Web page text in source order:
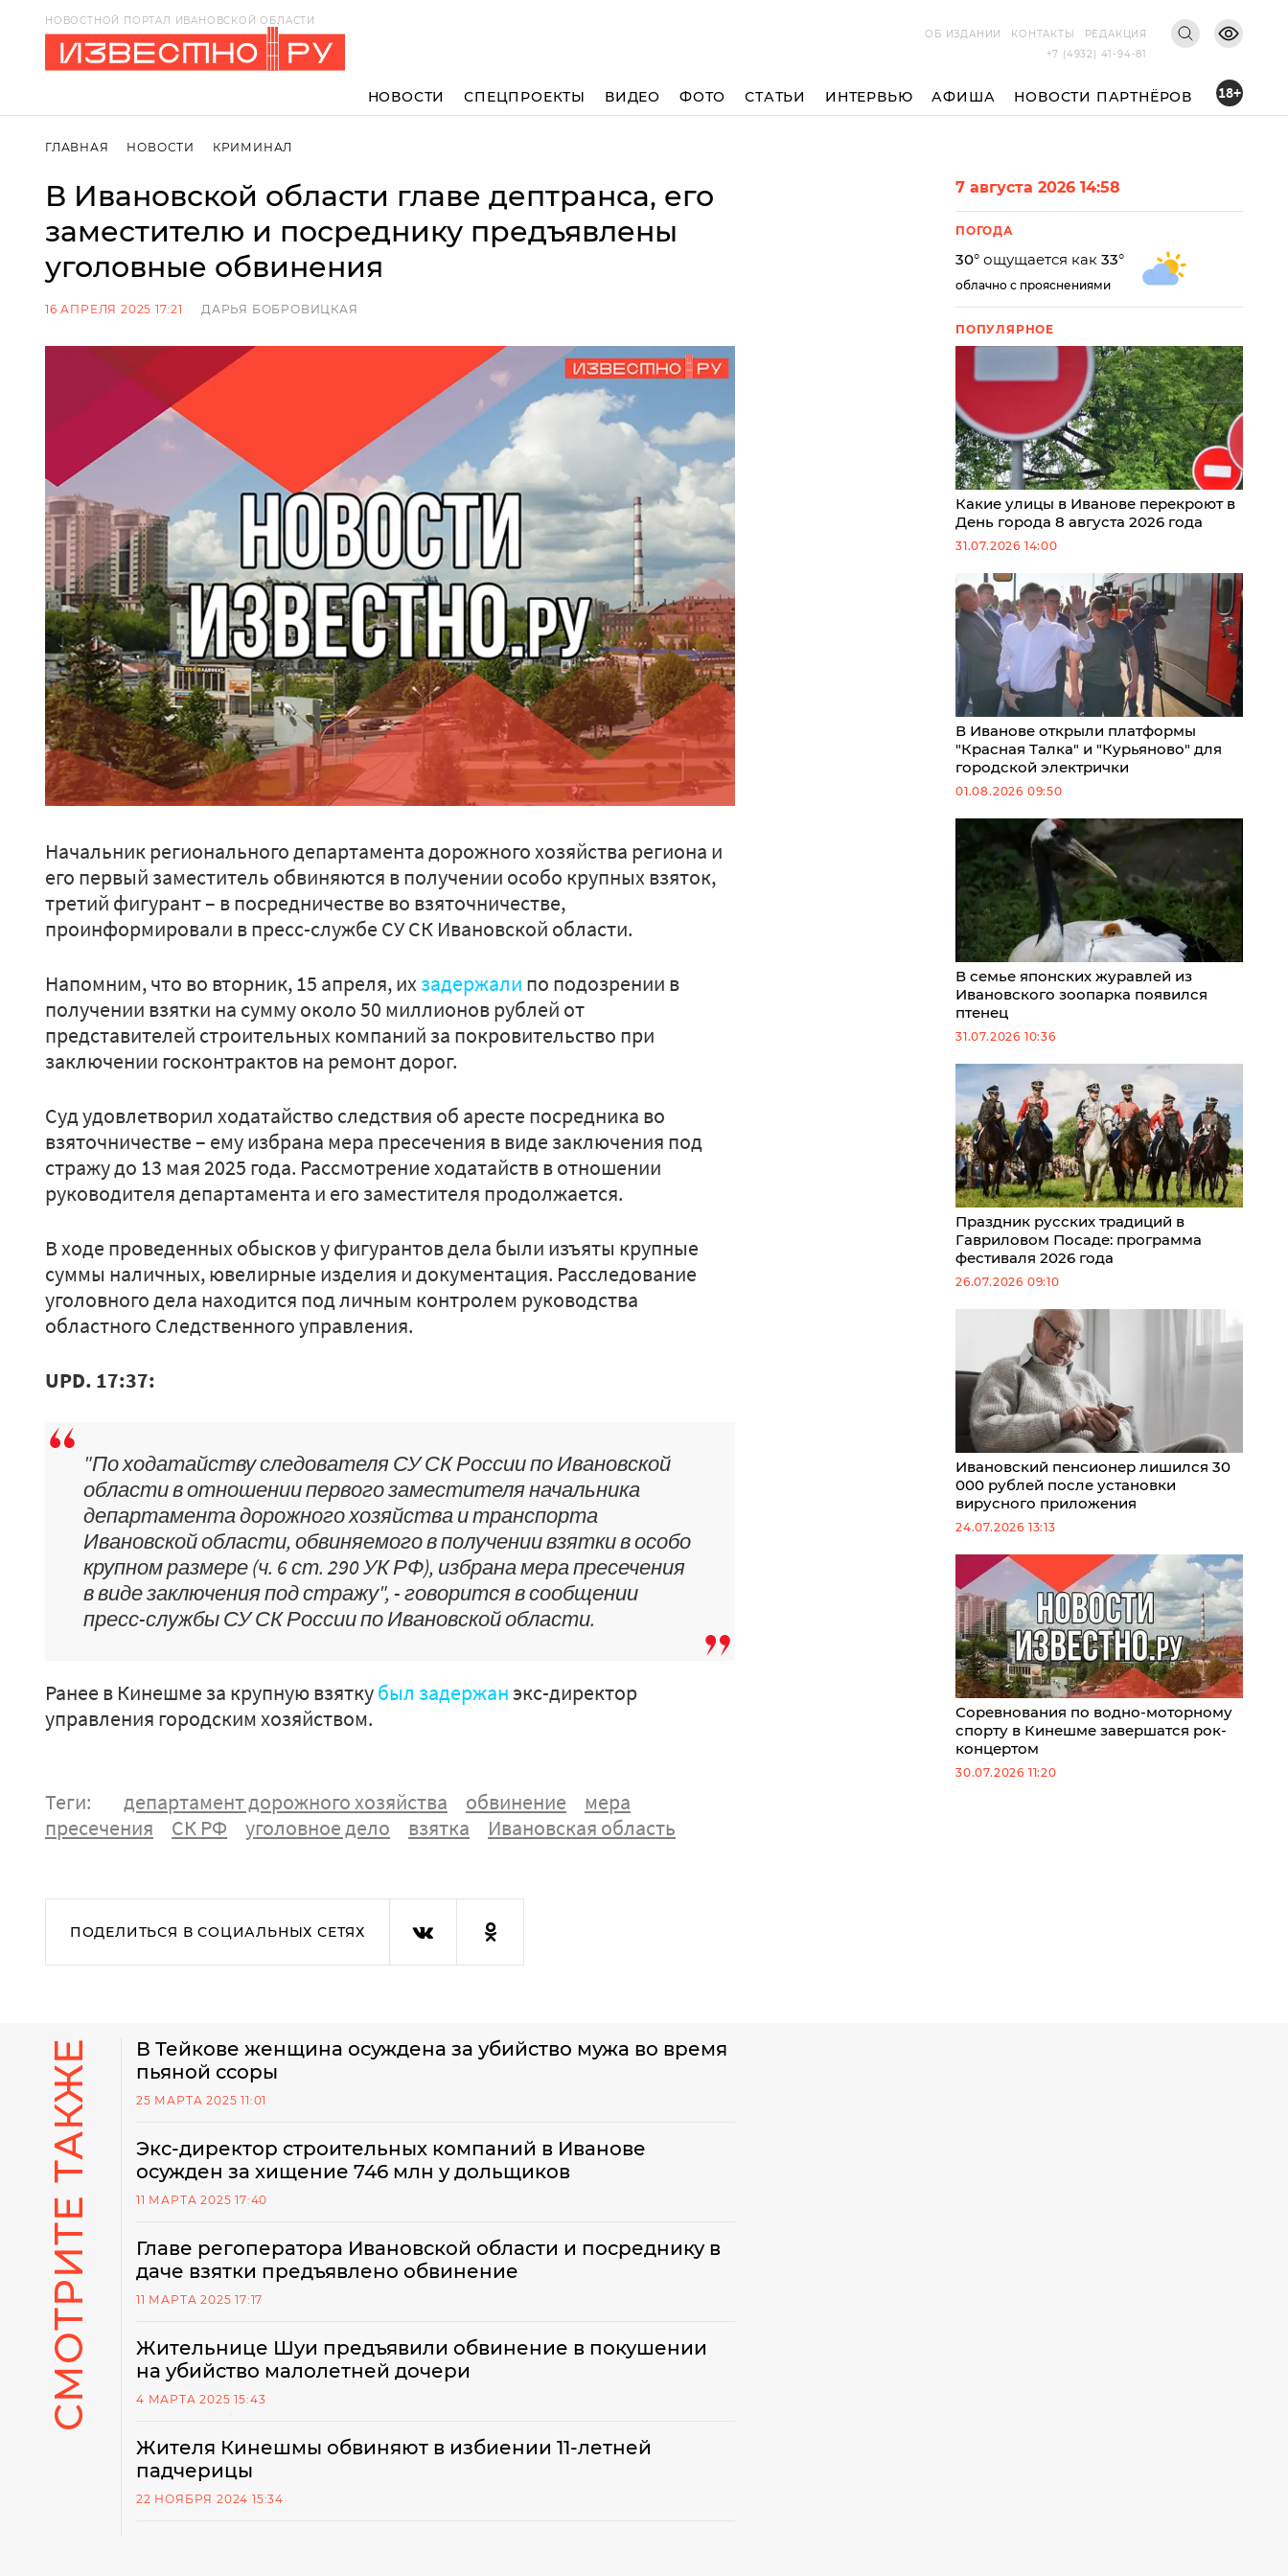
НОВОСТНОЙ ПОРТАЛ ИВАНОВСКОЙ ОБЛАСТИ
ОБ ИЗДАНИИ
КОНТАКТЫ
РЕДАКЦИЯ
+7 (4932) 41-94-81
НОВОСТИ СПЕЦПРОЕКТЫ ВИДЕО ФОТО СТАТЬИ ИНТЕРВЬЮ АФИША НОВОСТИ ПАРТНЁРОВ 18+
ГЛАВНАЯ НОВОСТИ КРИМИНАЛ
В Ивановской области главе дептранса, его
заместителю и посреднику предъявлены
уголовные обвинения
16 АПРЕЛЯ 2025 17:21 ДАРЬЯ БОБРОВИЦКАЯ
Начальник регионального департамента дорожного хозяйства региона и
его первый заместитель обвиняются в получении особо крупных взяток,
третий фигурант – в посредничестве во взяточничестве,
проинформировали в пресс-службе СУ СК Ивановской области.
Напомним, что во вторник, 15 апреля, ихзадержали по подозрении в
получении взятки на сумму около 50 миллионов рублей от
представителей строительных компаний за покровительство при
заключении госконтрактов на ремонт дорог.
Суд удовлетворил ходатайство следствия об аресте посредника во
взяточничестве – ему избрана мера пресечения в виде заключения под
стражу до 13 мая 2025 года. Рассмотрение ходатайств в отношении
руководителя департамента и его заместителя продолжается.
В ходе проведенных обысков у фигурантов дела были изъяты крупные
суммы наличных, ювелирные изделия и документация. Расследование
уголовного дела находится под личным контролем руководства
областного Следственного управления.
UPD. 17:37:
"По ходатайству следователя СУ СК России по Ивановской
области в отношении первого заместителя начальника
департамента дорожного хозяйства и транспорта
Ивановской области, обвиняемого в получении взятки в особо
крупном размере (ч. 6 ст. 290 УК РФ), избрана мера пресечения
в виде заключения под стражу", - говорится в сообщении
пресс-службы СУ СК России по Ивановской области.
Ранее в Кинешме за крупную взяткубыл задержанэкс-директор
управления городским хозяйством.
Теги: департамент дорожного хозяйства обвинение
мера
пресечения
СК РФ уголовное дело взятка Ивановская область
ПОДЕЛИТЬСЯ В СОЦИАЛЬНЫХ СЕТЯХ
7 августа 2026 14:58
ПОГОДА
30° ощущается как 33°
облачно с прояснениями
ПОПУЛЯРНОЕ
Какие улицы в Иванове перекроют в
День города 8 августа 2026 года
31.07.2026 14:00
В Иванове открыли платформы
"Красная Талка" и "Курьяново" для
городской электрички
01.08.2026 09:50
В семье японских журавлей из
Ивановского зоопарка появился
птенец
31.07.2026 10:36
Праздник русских традиций в
Гавриловом Посаде: программа
фестиваля 2026 года
26.07.2026 09:10
Ивановский пенсионер лишился 30
000 рублей после установки
вирусного приложения
24.07.2026 13:13
Соревнования по водно-моторному
спорту в Кинешме завершатся рок-
концертом
30.07.2026 11:20
СМОТРИТЕ ТАКЖЕ
В Тейкове женщина осуждена за убийство мужа во время
пьяной ссоры
25 МАРТА 2025 11:01
Экс-директор строительных компаний в Иванове
осужден за хищение 746 млн у дольщиков
11 МАРТА 2025 17:40
Главе регоператора Ивановской области и посреднику в
даче взятки предъявлено обвинение
11 МАРТА 2025 17:17
Жительнице Шуи предъявили обвинение в покушении
на убийство малолетней дочери
4 МАРТА 2025 15:43
Жителя Кинешмы обвиняют в избиении 11-летней
падчерицы
22 НОЯБРЯ 2024 15:34